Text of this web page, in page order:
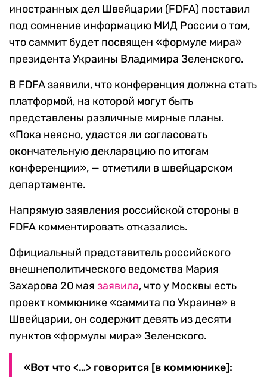
иностранных дел Швейцарии (FDFA) поставил
под сомнение информацию МИД России о том,
что саммит будет посвящен «формуле мира»
президента Украины Владимира Зеленского.
В FDFA заявили, что конференция должна стать
платформой, на которой могут быть
представлены различные мирные планы.
«Пока неясно, удастся ли согласовать
окончательную декларацию по итогам
конференции», — отметили в швейцарском
департаменте.
Напрямую заявления российской стороны в
FDFA комментировать отказались.
Официальный представитель российского
внешнеполитического ведомства Мария
Захарова 20 мая заявила, что у Москвы есть
проект коммюнике «саммита по Украине» в
Швейцарии, он содержит девять из десяти
пунктов «формулы мира» Зеленского.
«Вот что <…> говорится [в коммюнике]: